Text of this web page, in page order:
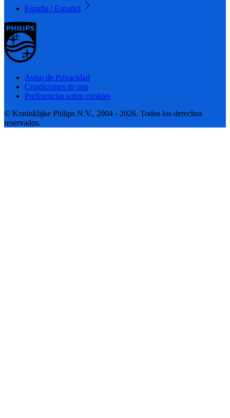
España / Español
Aviso de Privacidad
Condiciones de uso
Preferencias sobre cookies
© Koninklijke Philips N.V., 2004 - 2026. Todos los derechos
reservados.